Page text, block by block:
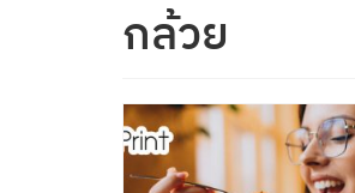
กล้วย